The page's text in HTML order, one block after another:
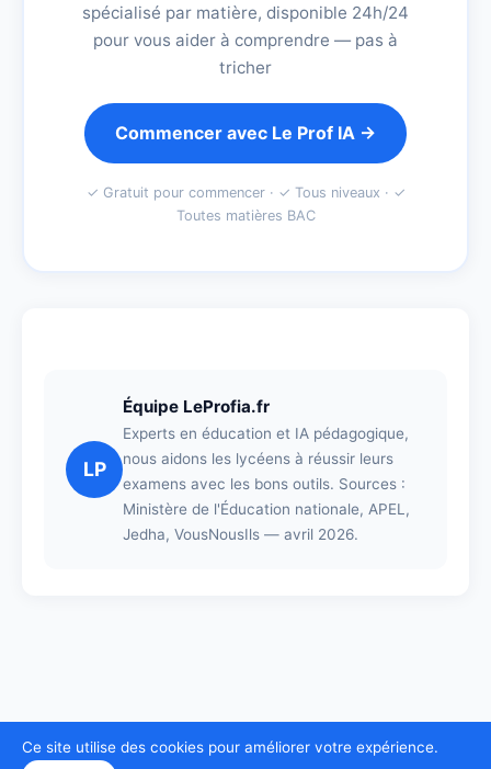
spécialisé par matière, disponible 24h/24
pour vous aider à comprendre — pas à
tricher
Commencer avec Le Prof IA →
✓ Gratuit pour commencer · ✓ Tous niveaux · ✓
Toutes matières BAC
LP
Équipe LeProfia.fr
Experts en éducation et IA pédagogique,
nous aidons les lycéens à réussir leurs
examens avec les bons outils. Sources :
Ministère de l'Éducation nationale, APEL,
Jedha, VousNousIls — avril 2026.
© 2026 LeProfia.fr ·Accueil·Blog
Ce site utilise des cookies pour améliorer votre expérience.